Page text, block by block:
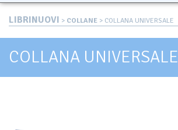
LIBRINUOVI > COLLANE > COLLANA UNIVERSALE
COLLANA UNIVERSALE